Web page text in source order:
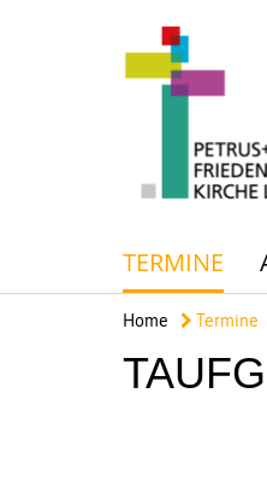
TERMINE
Home Termine